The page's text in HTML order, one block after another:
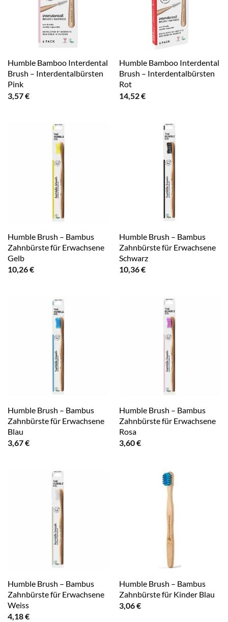
Humble Bamboo Interdental
Brush – Interdentalbürsten
Pink
3,57€
Humble Bamboo Interdental
Brush – Interdentalbürsten
Rot
14,52€
Humble Brush – Bambus
Zahnbürste für Erwachsene
Gelb
10,26€
Humble Brush – Bambus
Zahnbürste für Erwachsene
Schwarz
10,36€
Humble Brush – Bambus
Zahnbürste für Erwachsene
Blau
3,67€
Humble Brush – Bambus
Zahnbürste für Erwachsene
Rosa
3,60€
Humble Brush – Bambus
Zahnbürste für Erwachsene
Weiss
4,18€
Humble Brush – Bambus
Zahnbürste für Kinder Blau
3,06€